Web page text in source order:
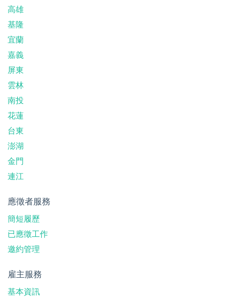
高雄
基隆
宜蘭
嘉義
屏東
雲林
南投
花蓮
台東
澎湖
金門
連江
應徵者服務
簡短履歷
已應徵工作
邀約管理
雇主服務
基本資訊